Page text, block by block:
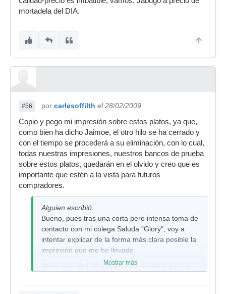
mortadela del DIA.
#56 por carlesoffilth el 28/02/2009
Copio y pego mi impresión sobre estos platos, ya que,
como bien ha dicho Jaimoe, el otro hilo se ha cerrado y
con el tiempo se procederá a su eliminación, con lo cual,
todas nuestras impresiones, nuestros bancos de prueba
sobre estos platos, quedarán en el olvido y creo que es
importante que estén a la vista para futuros
compradores.
Alguien escribió:
Bueno, pues tras una corta pero intensa toma de
contacto con mi colega Saluda "Glory", voy a
intentar explicar de la forma más clara posible la
impresión que me he llevado.
Nada más abrir el paquete, he de decir que ya
Mostrar más